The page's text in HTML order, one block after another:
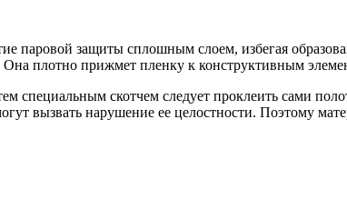
паровой защиты сплошным слоем, избегая
Она плотно прижмет пленку к конструктивным
специальным скотчем следует проклеить сами
вызвать нарушение ее целостности. Поэтому